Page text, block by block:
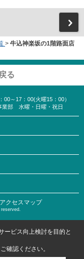
> 牛込神楽坂の1階路面店
る
00～17：00(火曜15：00）
部 水曜・日曜・祝日
アクセスマップ
ービス向上検討を目的と
確認ください。